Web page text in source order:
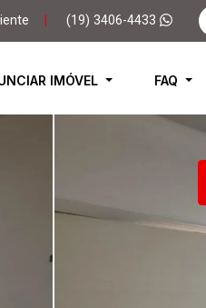
(19) 3406-4433
IMÓVEL FAQ